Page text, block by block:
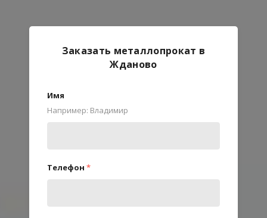
Заказать металлопрокат в
Жданово
Имя
Например: Владимир
Телефон *